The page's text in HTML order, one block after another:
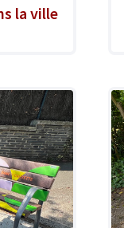
la ville